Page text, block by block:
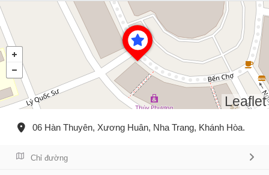
Leaflet
06 Hàn Thuyên, Xương Huân, Nha Trang, Khánh Hòa.
Chỉ đường